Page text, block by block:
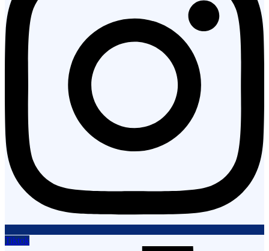
Tiktok